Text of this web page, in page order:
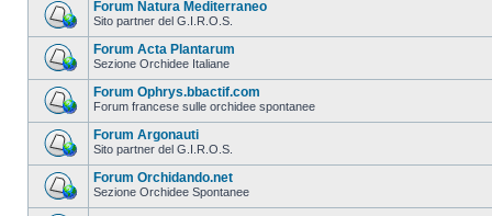
Forum Natura Mediterraneo
Sito partner del G.I.R.O.S.
Forum Acta Plantarum
Sezione Orchidee Italiane
Forum Ophrys.bbactif.com
Forum francese sulle orchidee spontanee
Forum Argonauti
Sito partner del G.I.R.O.S.
Forum Orchidando.net
Sezione Orchidee Spontanee